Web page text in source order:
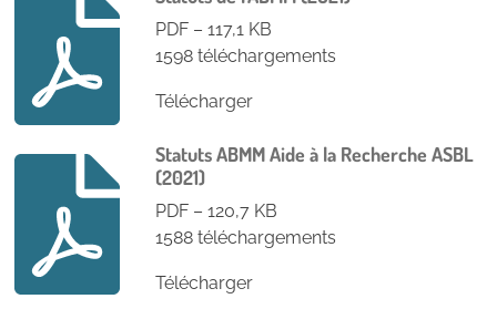
PDF – 117,1 KB
1598 téléchargements
Télécharger
Statuts ABMM Aide à la Recherche ASBL
(2021)
PDF – 120,7 KB
1588 téléchargements
Télécharger